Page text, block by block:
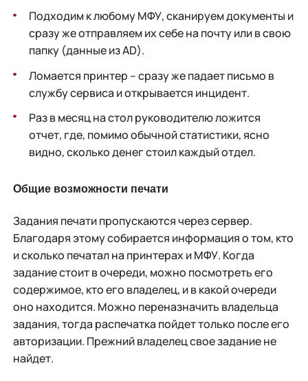
Подходим к любому МФУ, сканируем документы и
сразу же отправляем их себе на почту или в свою
папку (данные из AD).
Ломается принтер – сразу же падает письмо в
службу сервиса и открывается инцидент.
Раз в месяц на стол руководителю ложится
отчет, где, помимо обычной статистики, ясно
видно, сколько денег стоил каждый отдел.
Общие возможности печати
Задания печати пропускаются через сервер.
Благодаря этому собирается информация о том, кто
и сколько печатал на принтерах и МФУ. Когда
задание стоит в очереди, можно посмотреть его
содержимое, кто его владелец, и в какой очереди
оно находится. Можно переназначить владельца
задания, тогда распечатка пойдет только после его
авторизации. Прежний владелец свое задание не
найдет.